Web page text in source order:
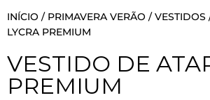
INÍCIO / PRIMAVERA VERÃO /VESTIDOS
LYCRA PREMIUM
VESTIDO DE
PREMIUM